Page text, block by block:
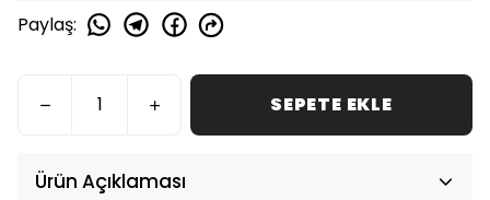
Paylaş:
SEPETE EKLE
Ürün Açıklaması